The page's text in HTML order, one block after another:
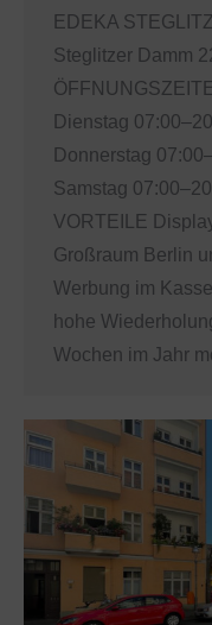
EDEKA
Steglitzer Damm
Dienstag
Donnerstag
Samstag
VORTEILE
Großraum Berlin
Werbung im
hohe
Wochen im Jahr